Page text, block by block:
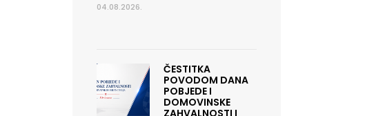
04.08.2026.
ČESTITKA
POVODOM DANA
POBJEDE I
DOMOVINSKE
ZAHVALNOSTI I